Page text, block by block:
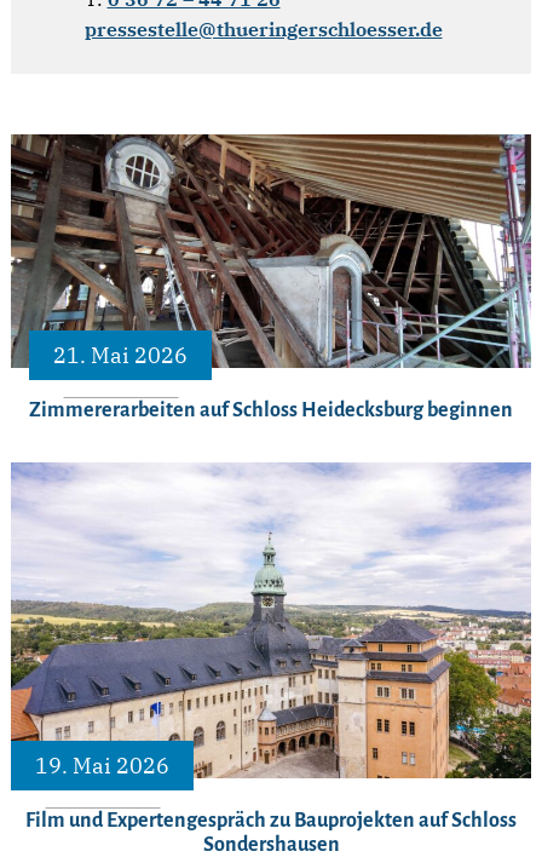
pressestelle@thueringerschloesser.de
21. Mai 2026
Zimmererarbeiten auf Schloss Heidecksburg beginnen
19. Mai 2026
Film und Expertengespräch zu Bauprojekten auf Schloss
Sondershausen